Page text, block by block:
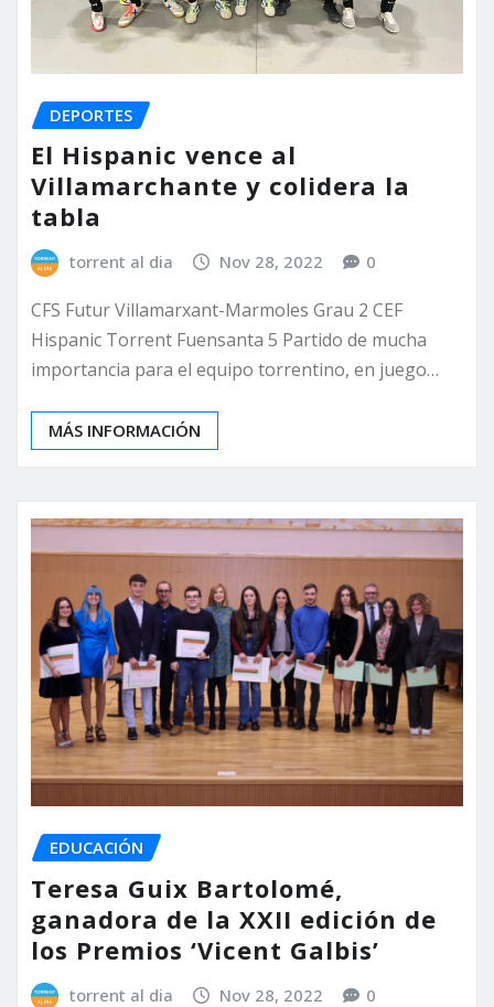
DEPORTES
El Hispanic vence al
Villamarchante y colidera la
tabla
torrent al dia Nov 28, 2022 0
CFS Futur Villamarxant-Marmoles Grau 2 CEF
Hispanic Torrent Fuensanta 5 Partido de mucha
importancia para el equipo torrentino, en juego…
MÁS INFORMACIÓN
EDUCACIÓN
Teresa Guix Bartolomé,
ganadora de la XXII edición de
los Premios ‘Vicent Galbis’
torrent al dia Nov 28, 2022 0